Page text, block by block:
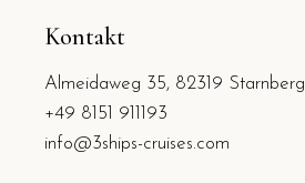
Kontakt
Almeidaweg 35, 82319 Starnberg
+49 8151 911193
info@3ships-cruises.com